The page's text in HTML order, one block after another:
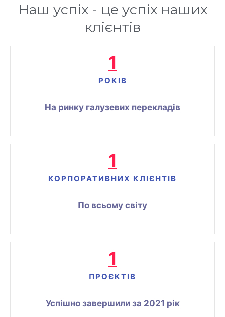
Наш успіх - це успіх наших
клієнтів
1
РОКІВ
На ринку галузевих перекладів
1
КОРПОРАТИВНИХ КЛІЄНТІВ
По всьому світу
1
ПРОЄКТІВ
Успішно завершили за 2021 рік